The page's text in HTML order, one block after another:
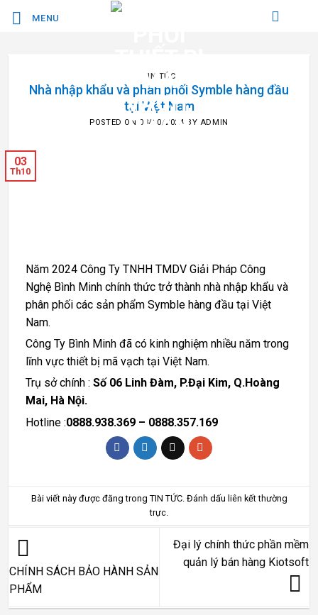
qua
MENU
TIN TỨC
Nhà nhập khẩu và phân phối Symble hàng đầu
tại Việt Nam
POSTED ON 03/10/2024 BY ADMIN
03
Th10
Năm 2024 Công Ty TNHH TMDV Giải Pháp Công
Nghệ Bình Minh chính thức trở thành nhà nhập khẩu và
phân phối các sản phẩm Symble hàng đầu tại Việt
Nam.
Công Ty Bình Minh đã có kinh nghiệm nhiều năm trong
lĩnh vực thiết bị mã vạch tại Việt Nam.
Trụ sở chính : Số 06 Linh Đàm, P.Đại Kim, Q.Hoàng
Mai, Hà Nội.
Hotline :0888.938.369 – 0888.357.169
Bài viết này được đăng trong TIN TỨC. Đánh dấu liên kết thường
trực
CHÍNH SÁCH BẢO HÀNH SẢN
PHẨM
Đại lý chính thức phần mềm
quản lý bán hàng Kiotsoft